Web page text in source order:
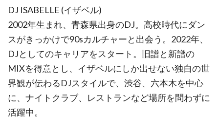
DJ ISABELLE (イザベル)
2002年生まれ、青森県出身のDJ。高校時代にダン
スがきっかけで90sカルチャーと出会う。2022年、
DJとしてのキャリアをスタート。旧譜と新譜の
MIXを得意とし、イザベルにしか出せない独自の世
界観が伝わるDJスタイルで、渋谷、六本木を中心
に、ナイトクラブ、レストランなど場所を問わずに
活躍中。